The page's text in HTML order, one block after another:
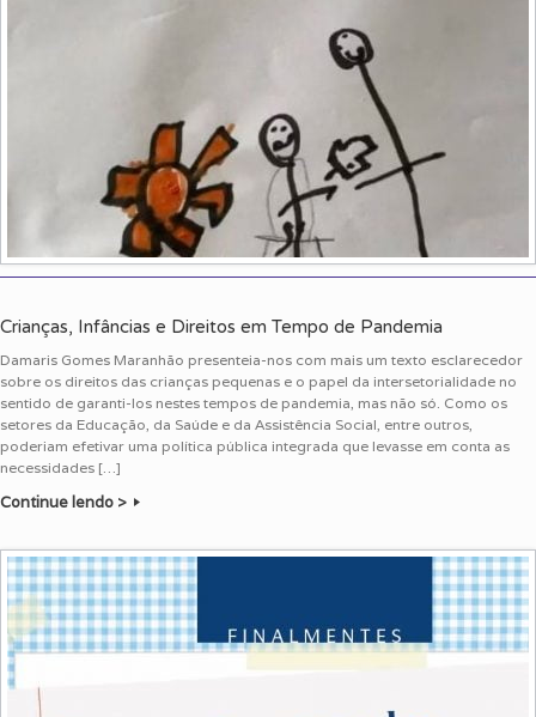
Crianças, Infâncias e Direitos em Tempo de Pandemia
Damaris Gomes Maranhão presenteia-nos com mais um texto esclarecedor
sobre os direitos das crianças pequenas e o papel da intersetorialidade no
sentido de garanti-los nestes tempos de pandemia, mas não só. Como os
setores da Educação, da Saúde e da Assistência Social, entre outros,
poderiam efetivar uma política pública integrada que levasse em conta as
necessidades […]
Continue lendo >